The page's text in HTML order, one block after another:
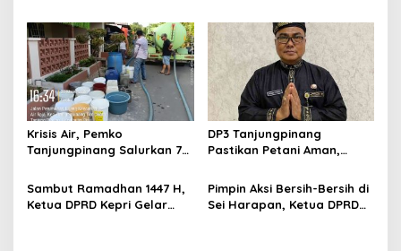
H, Ajak Masyarakat Terus
Hidupkan Syiar Islam
Nasional RANA
Krisis Air, Pemko
Tanjungpinang Salurkan 75
Terus Berlanj
DP3 Tanjungpinang
Pastikan Petani Aman,
Instrumen Kendali Inflasi
Sambut Ramadhan 1447 H,
Ketua DPRD Kepri Gelar
Pimpin Aksi Bersih-Bersih di
Sei Harapan, Ketua DPRD